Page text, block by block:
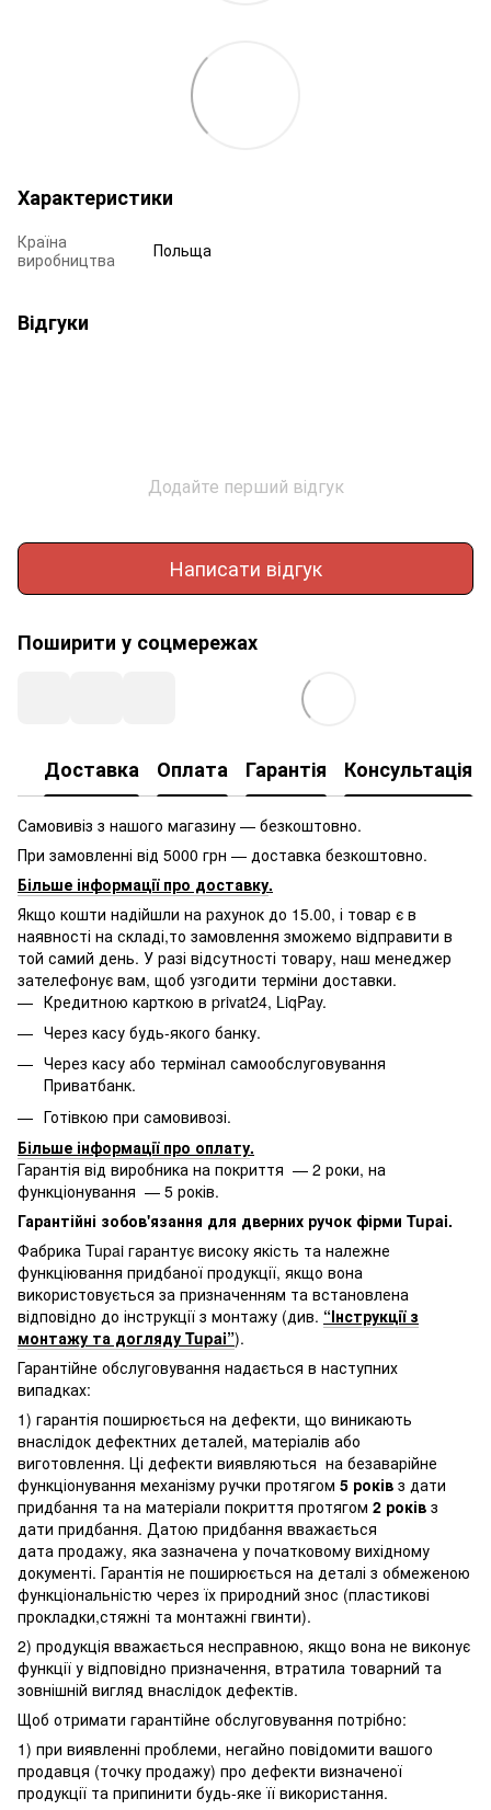
Характеристики
Країна
виробництва
Польща
Відгуки
Додайте перший відгук
Написати відгук
Поширити у соцмережах
Доставка Оплата Гарантія Консультація
Самовивіз з нашого магазину — безкоштовно.
При замовленні від 5000 грн — доставка безкоштовно.
Більше інформації про доставку.
Якщо кошти надійшли на рахунок до 15.00, і товар є в
наявності на складі,то замовлення зможемо відправити в
той самий день. У разі відсутності товару, наш менеджер
зателефонує вам, щоб узгодити терміни доставки.
Кредитною карткою в privat24, LiqPay.
Через касу будь-якого банку.
Через касу або термінал самообслуговування
Приватбанк.
Готівкою при самовивозі.
Більше інформації про оплату.
Гарантія від виробника на покриття — 2 роки, на
функціонування — 5 років.
Гарантійні зобов'язання для дверних ручок фірми Tupai.
Фабрика Tupai гарантує високу якість та належне
функціювання придбаної продукції, якщо вона
використовується за призначенням та встановлена
відповідно до інструкції з монтажу (див. “Інструкції з
монтажу та догляду Tupai”).
Гарантійне обслуговування надається в наступних
випадках:
1) гарантія поширюється на дефекти, що виникають
внаслідок дефектних деталей, матеріалів або
виготовлення. Ці дефекти виявляються на безаварійне
функціонування механізму ручки протягом 5 років з дати
придбання та на матеріали покриття протягом 2 років з
дати придбання. Датою придбання вважається
дата продажу, яка зазначена у початковому вихідному
документі. Гарантія не поширюється на деталі з обмеженою
функціональністю через їх природний знос (пластикові
прокладки,стяжні та монтажні гвинти).
2) продукція вважається несправною, якщо вона не виконує
функції у відповідно призначення, втратила товарний та
зовнішній вигляд внаслідок дефектів.
Щоб отримати гарантійне обслуговування потрібно:
1) при виявленні проблеми, негайно повідомити вашого
продавця (точку продажу) про дефекти визначеної
продукції та припинити будь-яке її використання.